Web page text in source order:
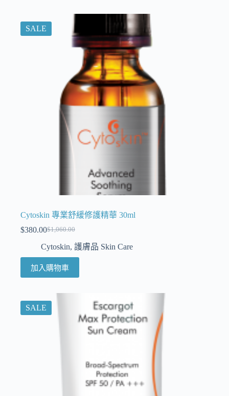
SALE
Cytoskin 專業舒緩修護精華 30ml
$1,060.00
$380.00
Cytoskin, 護膚品 Skin Care
加入購物車
SALE